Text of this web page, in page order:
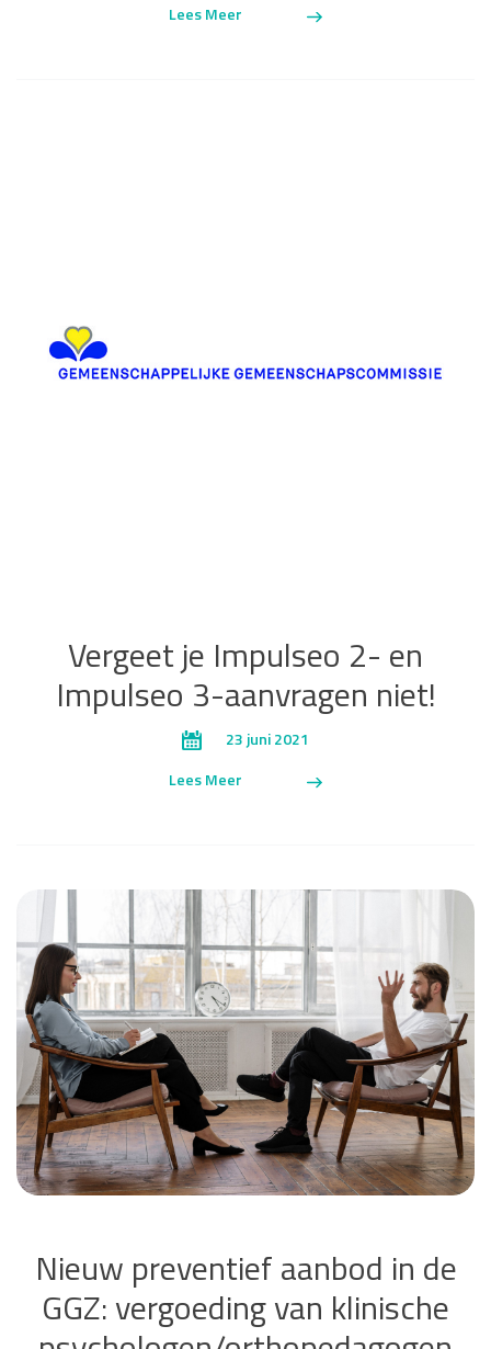
Lees Meer
Vergeet je Impulseo 2- en
Impulseo 3-aanvragen niet!
23 juni 2021
Lees Meer
Nieuw preventief aanbod in de
GGZ: vergoeding van klinische